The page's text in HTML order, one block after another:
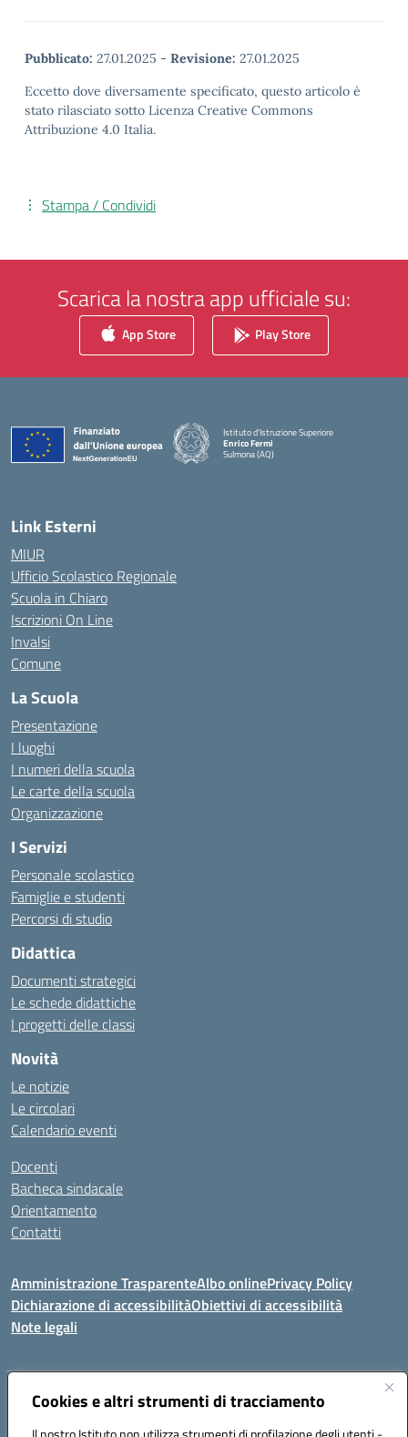
Cookies e altri strumenti di tracciamento
Pubblicato: 27.01.2025 - Revisione: 27.01.2025
Eccetto dove diversamente specificato, questo articolo è
stato rilasciato sotto Licenza Creative Commons
Attribuzione 4.0 Italia.
Stampa / Condividi
Scarica la nostra app ufficiale su:
App Store Play Store
Istituto d'Istruzione Superiore
Enrico Fermi
Sulmona (AQ)
— Visita la pagina iniziale della scuola
Link Esterni
MIUR
Ufficio Scolastico Regionale
Scuola in Chiaro
Iscrizioni On Line
Invalsi
Comune
La Scuola
Presentazione
I luoghi
I numeri della scuola
Le carte della scuola
Organizzazione
I Servizi
Personale scolastico
Famiglie e studenti
Percorsi di studio
Didattica
Documenti strategici
Le schede didattiche
I progetti delle classi
Novità
Le notizie
Le circolari
Calendario eventi
Docenti
Bacheca sindacale
Orientamento
Contatti
Amministrazione TrasparenteAlbo onlinePrivacy Policy
Dichiarazione di accessibilitàObiettivi di accessibilità
Note legali
Indirizzo:Viale P. Togliatti snc 67039 Sulmona (AQ)